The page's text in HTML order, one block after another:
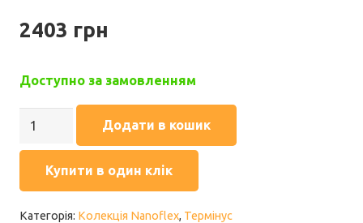
2403 грн
Доступно за замовленням
Sweet
Nanoflex
108
пломбір
Додати в кошик
Купити в один клік
Категорія: Колекція Nanoflex, Термінус